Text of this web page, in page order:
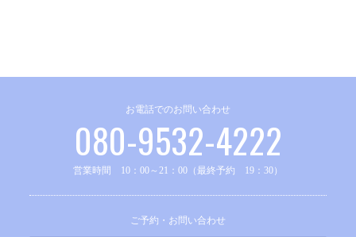
お電話でのお問い合わせ
080-9532-4222
営業時間 10：00～21：00（最終予約 19：30）
ご予約・お問い合わせ